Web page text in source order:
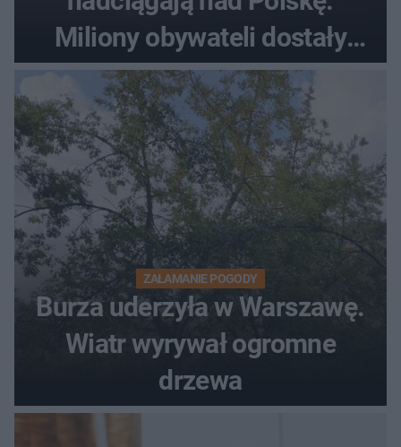
Miliony obywateli dostały
wiadomości z pilnym
ostrzeżeniem
ZAŁAMANIE POGODY
Burza uderzyła w Warszawę.
Wiatr wyrywał ogromne
drzewa